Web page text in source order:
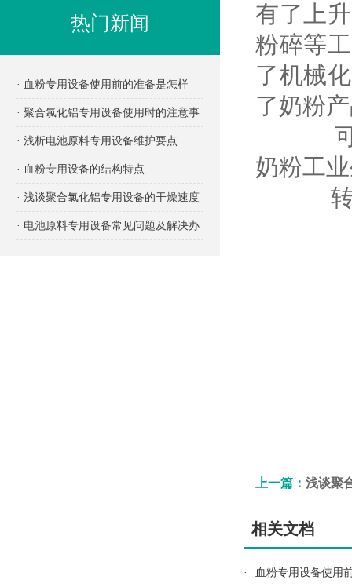
热门新闻
· 血粉专用设备使用前的准备是怎样
的？
· 聚合氯化铝专用设备使用时的注意事
项有哪些？
· 浅析电池原料专用设备维护要点
· 血粉专用设备的结构特点
· 浅谈聚合氯化铝专用设备的干燥速度
· 电池原料专用设备常见问题及解决办
有了上
粉碎等
了机械
了奶粉
可以
奶粉工
转载
上一篇： 浅谈聚
相关文档
·
血粉专用设备使用